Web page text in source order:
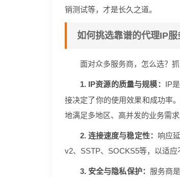
销测试等，才是长久之道。
如何挑选靠谱的代理IP服
面对众多服务商，怎么选？抓
1. IP资源的质量与规模： IP
接决定了你的使用效果和成功率
地满足多地区、高并发的业务需求
2. 连接速度与稳定性： 响应
v2、SSTP、SOCKS5等，以适应
3. 安全与隐私保护： 服务商